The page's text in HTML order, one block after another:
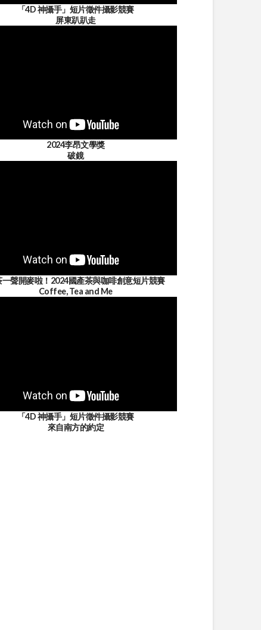
「4D 神攝手」短片徵件攝影競賽
屏東趴趴走
2024李昂文學獎
破鏡
一聲開麥啦！2024國產茶與咖啡創意短片競賽
Coffee, Tea and Me
「4D 神攝手」短片徵件攝影競賽
來自南方的約定